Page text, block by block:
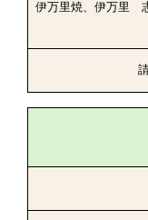
伊万里焼、伊万里